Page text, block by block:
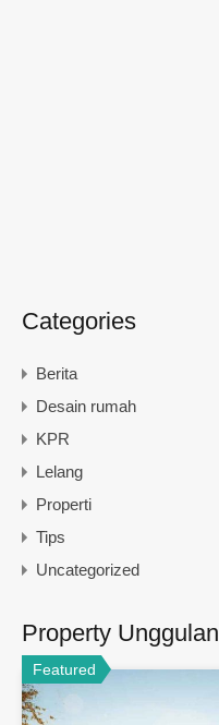
Categories
Berita
Desain rumah
KPR
Lelang
Properti
Tips
Uncategorized
Property Unggulan
Featured